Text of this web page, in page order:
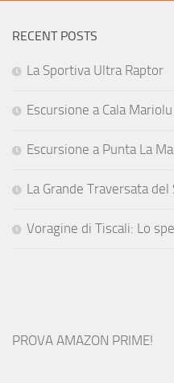
RECENT POSTS
La Sportiva Ultra Raptor
Escursione a Cala
Escursione a Punta La
La Grande Traversata
Voragine di Tiscali: Lo
PROVA AMAZON PRIME!